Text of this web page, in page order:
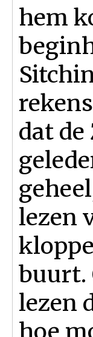
hem
dat de
lezen
buurt.
lezen
hoe